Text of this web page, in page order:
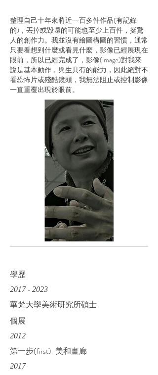
整理自己十年來將近一百多件作品(有記錄
的)，丟掉或毀壞的可能也至少上百件，挺驚
人的創作力。我並沒有繪圖構圖的習慣，通常
只要看想到什麼或看見什麼，影像已經展現在
眼前，所以已經完成了，影像(image)對我來
說是基本動作，與生具有的能力，因此絕對不
看恐怖片或殘酷鏡頭，我無法阻止或控制影像
一直重覆出現於眼前。
​學歷
2017 - 2023
華梵大學美術研究所碩士
個展
2012
第一步(first)-美和畫廊
2017